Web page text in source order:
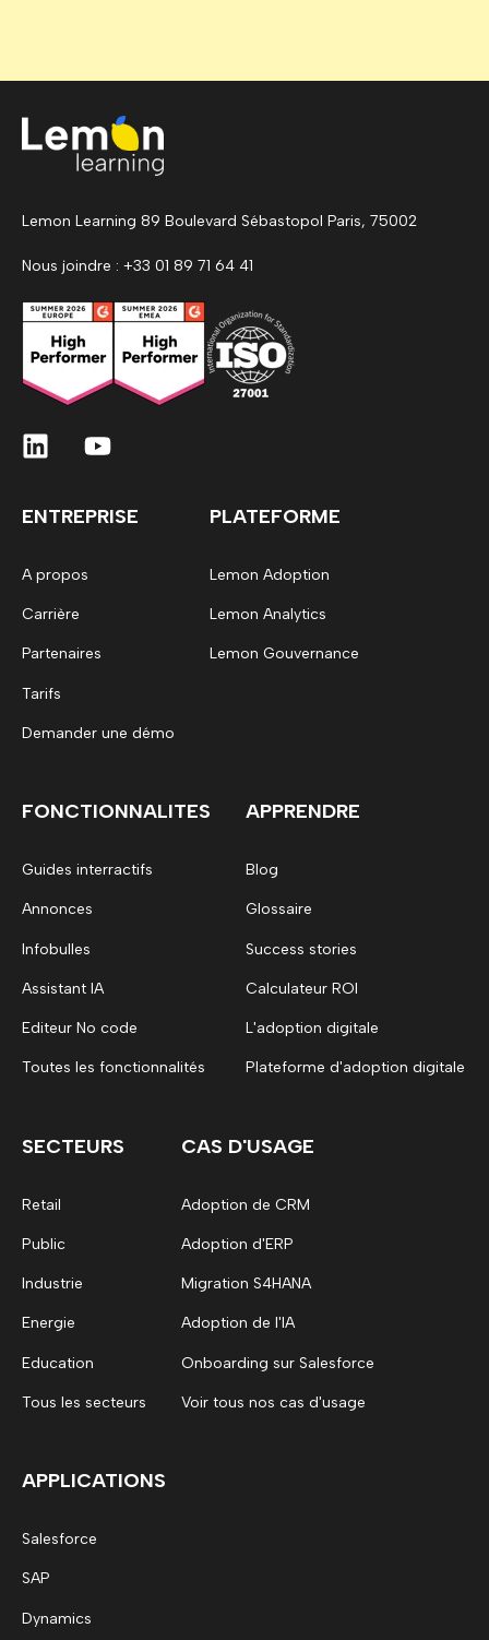
Lemon Learning 89 Boulevard Sébastopol Paris, 75002
Nous joindre : +33 01 89 71 64 41
ENTREPRISE
A propos
Carrière
Partenaires
Tarifs
Demander une démo
PLATEFORME
Lemon Adoption
Lemon Analytics
Lemon Gouvernance
FONCTIONNALITES
Guides interractifs
Annonces
Infobulles
Assistant IA
Editeur No code
Toutes les fonctionnalités
APPRENDRE
Blog
Glossaire
Success stories
Calculateur ROI
L'adoption digitale
Plateforme d'adoption digitale
SECTEURS
Retail
Public
Industrie
Energie
Education
Tous les secteurs
CAS D'USAGE
Adoption de CRM
Adoption d'ERP
Migration S4HANA
Adoption de l'IA
Onboarding sur Salesforce
Voir tous nos cas d'usage
APPLICATIONS
Salesforce
SAP
Dynamics